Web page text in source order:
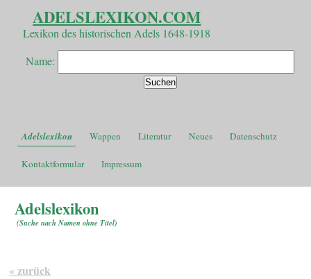
ADELSLEXIKON.COM
Lexikon des historischen Adels 1648-1918
Name:
Adelslexikon Wappen Literatur Neues Datenschutz
Kontaktformular Impressum
Adelslexikon
(Suche nach Namen ohne Titel)
« zurück